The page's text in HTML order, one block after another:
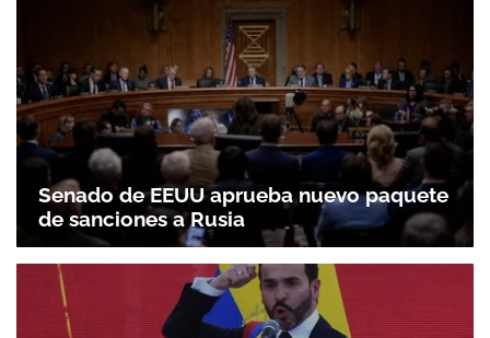
Senado de EEUU aprueba nuevo paquete
de sanciones a Rusia